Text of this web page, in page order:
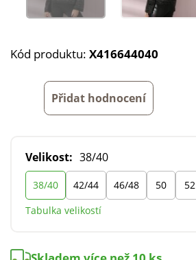
Kód produktu: X416644040
Přidat hodnocení
Velikost: 38/40
38/40 42/44 46/48 50
52
Tabulka velikostí